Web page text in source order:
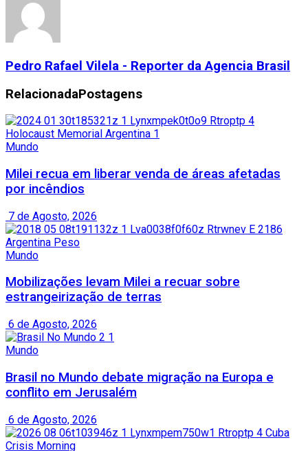
Pedro Rafael Vilela - Reporter da Agencia Brasil
RelacionadaPostagens
Mundo
Milei recua em liberar venda de áreas afetadas
por incêndios
7 de Agosto, 2026
Mundo
Mobilizações levam Milei a recuar sobre
estrangeirização de terras
6 de Agosto, 2026
Mundo
Brasil no Mundo debate migração na Europa e
conflito em Jerusalém
6 de Agosto, 2026